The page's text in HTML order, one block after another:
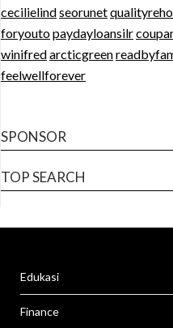
cecilielindseorunet
foryoutopaydayloansilr
winifredarcticgreen
feelwellforever
SPONSOR
TOP SEARCH
Edukasi
Finance